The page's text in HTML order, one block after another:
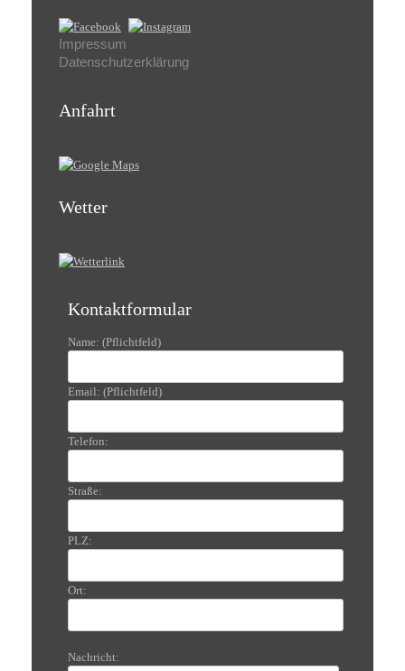
Impressum
Datenschutzerklärung
Anfahrt
Wetter
Kontaktformular
Name: (Pflichtfeld)
Email: (Pflichtfeld)
Telefon:
Straße:
PLZ:
Ort:
Nachricht: